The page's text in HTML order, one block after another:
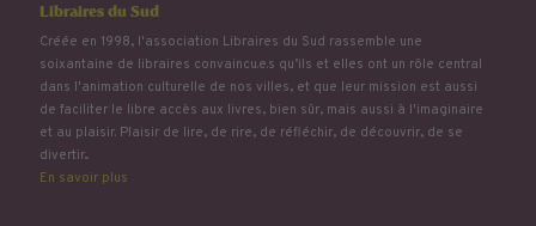
Libraires du Sud
Créée en 1998, l'association Libraires du Sud rassemble une
soixantaine de libraires convaincu.e.s qu’ils et elles ont un rôle central
dans l'animation culturelle de nos villes, et que leur mission est aussi
de faciliter le libre accès aux livres, bien sûr, mais aussi à l'imaginaire
et au plaisir. Plaisir de lire, de rire, de réfléchir, de découvrir, de se
divertir...
En savoir plus